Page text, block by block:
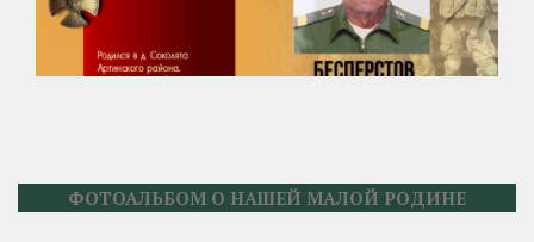
ФОТОАЛЬБОМ О НАШЕЙ МАЛОЙ РОДИНЕ